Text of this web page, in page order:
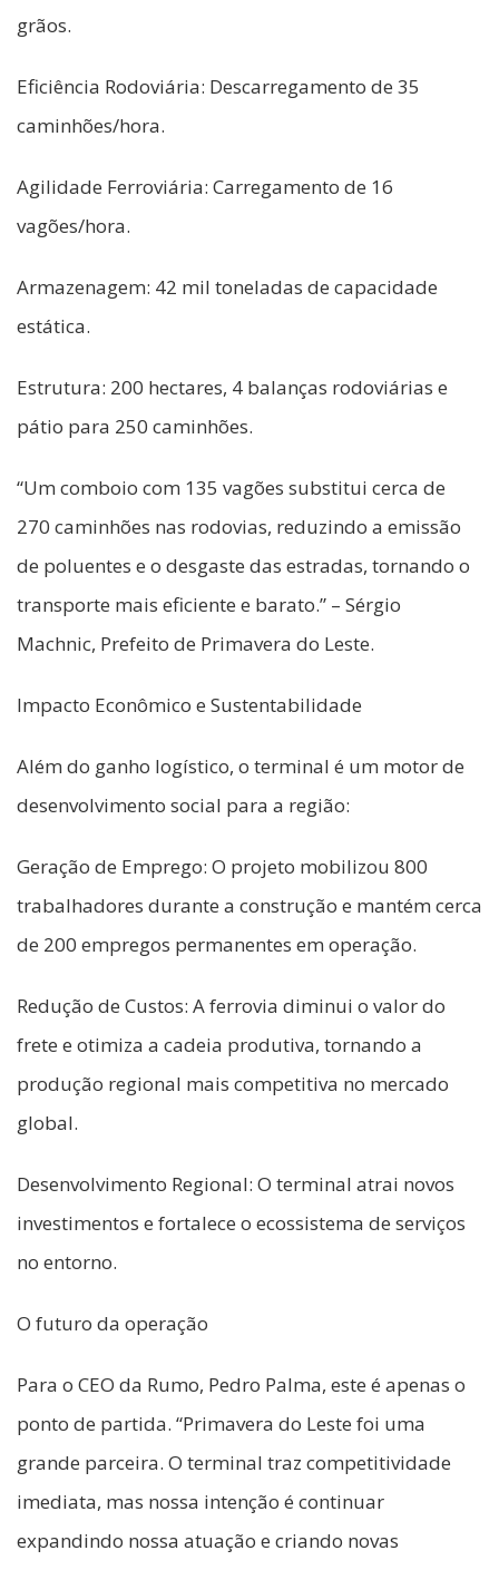
grãos.
Eficiência Rodoviária: Descarregamento de 35
caminhões/hora.
Agilidade Ferroviária: Carregamento de 16
vagões/hora.
Armazenagem: 42 mil toneladas de capacidade
estática.
Estrutura: 200 hectares, 4 balanças rodoviárias e
pátio para 250 caminhões.
“Um comboio com 135 vagões substitui cerca de
270 caminhões nas rodovias, reduzindo a emissão
de poluentes e o desgaste das estradas, tornando o
transporte mais eficiente e barato.” – Sérgio
Machnic, Prefeito de Primavera do Leste.
Impacto Econômico e Sustentabilidade
Além do ganho logístico, o terminal é um motor de
desenvolvimento social para a região:
Geração de Emprego: O projeto mobilizou 800
trabalhadores durante a construção e mantém cerca
de 200 empregos permanentes em operação.
Redução de Custos: A ferrovia diminui o valor do
frete e otimiza a cadeia produtiva, tornando a
produção regional mais competitiva no mercado
global.
Desenvolvimento Regional: O terminal atrai novos
investimentos e fortalece o ecossistema de serviços
no entorno.
O futuro da operação
Para o CEO da Rumo, Pedro Palma, este é apenas o
ponto de partida. “Primavera do Leste foi uma
grande parceira. O terminal traz competitividade
imediata, mas nossa intenção é continuar
expandindo nossa atuação e criando novas